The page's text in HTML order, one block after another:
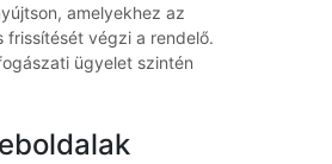
amelyekhez az
végzi a rendelő.
ügyelet szintén